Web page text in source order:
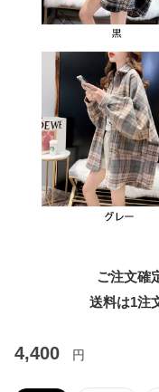
ご注文確
送料は1注
4,400 円